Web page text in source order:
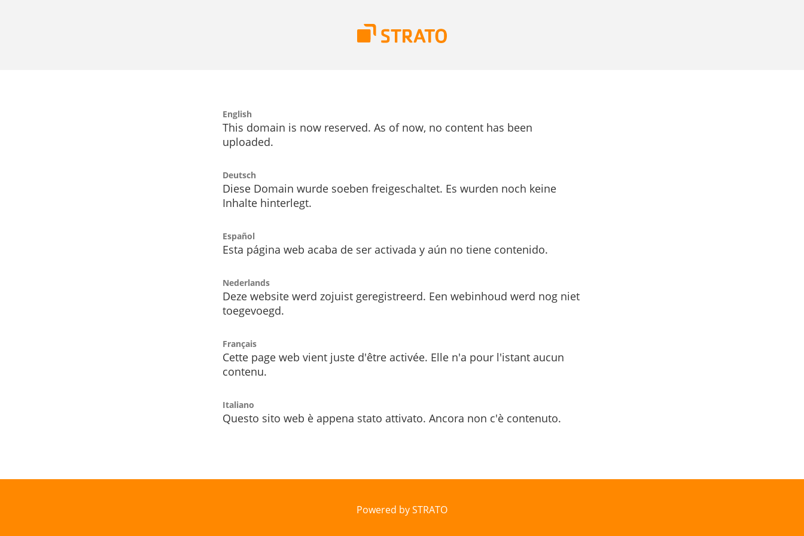
English
This domain is now reserved. As of now, no content has been
uploaded.
Deutsch
Diese Domain wurde soeben freigeschaltet. Es wurden noch keine
Inhalte hinterlegt.
Español
Esta página web acaba de ser activada y aún no tiene contenido.
Nederlands
Deze website werd zojuist geregistreerd. Een webinhoud werd nog niet
toegevoegd.
Français
Cette page web vient juste d'être activée. Elle n'a pour l'istant aucun
contenu.
Italiano
Questo sito web è appena stato attivato. Ancora non c'è contenuto.
Powered by STRATO